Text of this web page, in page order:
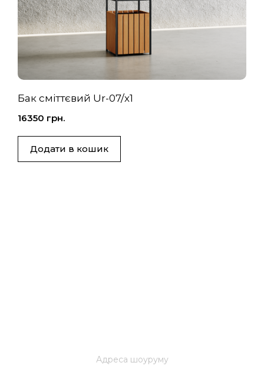
Бак сміттєвий Ur-07/х1
16350 грн.
Додати в кошик
Адреса шоуруму